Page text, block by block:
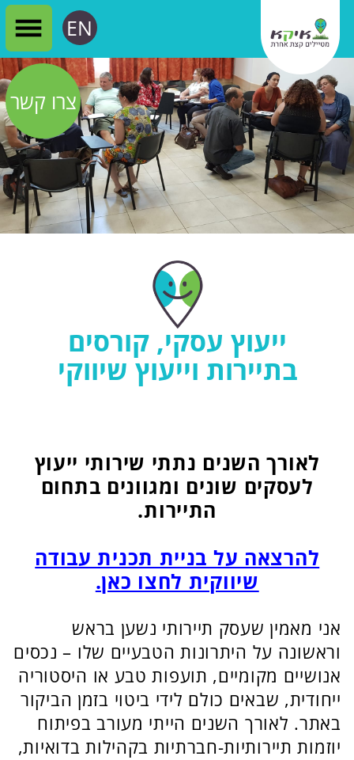
לאורך השנים נתתי שירותי ייעוץ
לעסקים שונים ומגוונים בתחום
התיירות.
וראשונה על היתרונות הטבעיים שלו – נכסים
אנושיים מקומיים, תועפות טבע או היסטוריה
ייחודית, שבאים כולם לידי ביטוי בזמן הביקור
באתר. לאורך השנים הייתי מעורב בפיתוח
בשכונות חרדיות, בארגון מופעי רחוב,
בקידום נשים בתיירות, אצל יוצאי אתיופיה
ובעוד שורה ארוכה של אוכלוסיות שנהנות
כיום מפירותיהם של מוצרים תיירותיים
צרו קשר
בתיירות וייעוץ שיווקי
EN
צרו קשר